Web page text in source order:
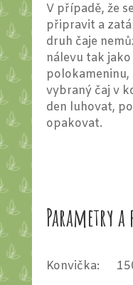
V případě, že
připravit a
druh čaje
nálevu tak
polokameninu,
vybraný čaj v
den luhovat,
opakovat.
Parametry
Konvička: